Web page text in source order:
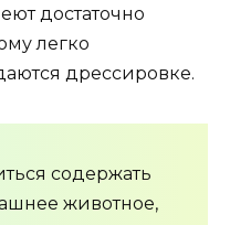
достаточно
легко
дрессировке.
содержать
животное,